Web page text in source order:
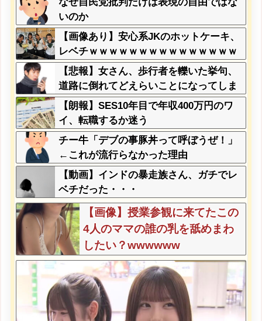
いのか
【画像あり】安心系JKのホットケーキ、
レベチｗｗｗｗｗｗｗｗｗｗｗｗｗｗｗ
ｗｗｗｗｗｗｗｗｗ
【悲報】女さん、歩行者を轢いた挙句、
道路に倒れてどえらいことになってしま
うw w w w w w w
【朗報】SES10年目で年収400万円のワ
イ、転職するか迷う
チー牛「デブの事豚丼って呼ぼうぜ！」
←これが流行らなかった理由
【動画】インドの暴走族さん、ガチでレ
ベチだった・・・
【画像】授業参観に来てたこの
4人のママの誰の乳を舐めまわ
したい？wwwwww